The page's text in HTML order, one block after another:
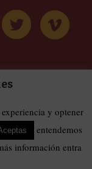
| Todos los derechos
y optener
entendemos
información entra